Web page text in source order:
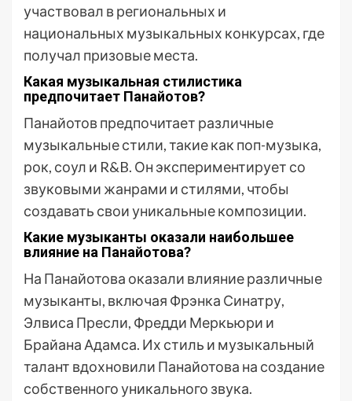
участвовал в региональных и
национальных музыкальных конкурсах, где
получал призовые места.
Какая музыкальная стилистика
предпочитает Панайотов?
Панайотов предпочитает различные
музыкальные стили, такие как поп-музыка,
рок, соул и R&B. Он экспериментирует со
звуковыми жанрами и стилями, чтобы
создавать свои уникальные композиции.
Какие музыканты оказали наибольшее
влияние на Панайотова?
На Панайотова оказали влияние различные
музыканты, включая Фрэнка Синатру,
Элвиса Пресли, Фредди Меркьюри и
Брайана Адамса. Их стиль и музыкальный
талант вдохновили Панайотова на создание
собственного уникального звука.